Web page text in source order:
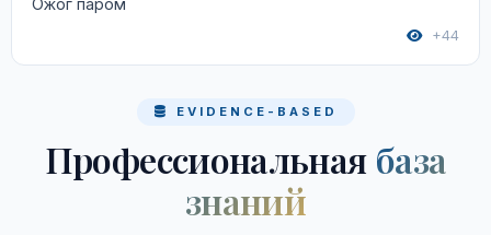
Ожог паром
+44
EVIDENCE-BASED
Профессиональная база
знаний